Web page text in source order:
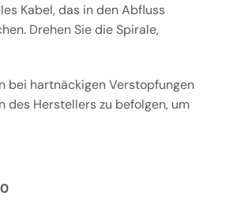
Kabel, das in den Abfluss
Drehen Sie die Spirale,
bei hartnäckigen Verstopfungen
des Herstellers zu befolgen, um